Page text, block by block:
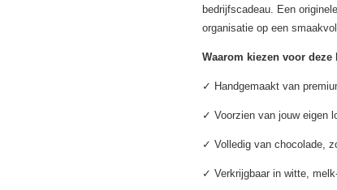
bedrijfscadeau. Een
organisatie op een
Waarom kiezen voor
✓ Handgemaakt van
✓ Voorzien van jouw eigen
✓ Volledig van chocolade,
✓ Verkrijgbaar in witte,